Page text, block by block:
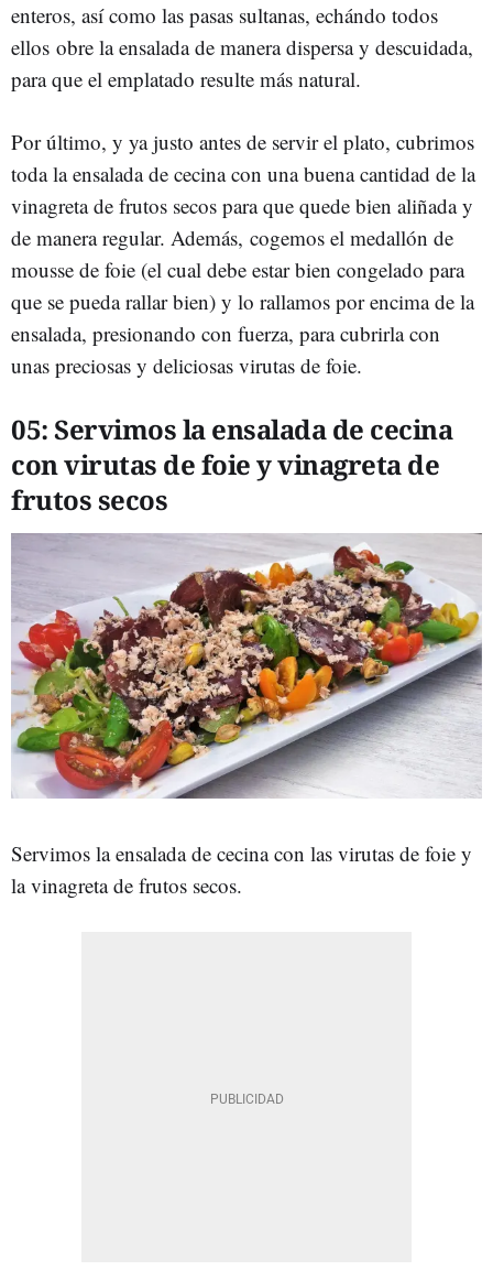
enteros, así como las pasas sultanas, echándo todos
ellos obre la ensalada de manera dispersa y descuidada,
para que el emplatado resulte más natural.
Por último, y ya justo antes de servir el plato, cubrimos
toda la ensalada de cecina con una buena cantidad de la
vinagreta de frutos secos para que quede bien aliñada y
de manera regular. Además, cogemos el medallón de
mousse de foie (el cual debe estar bien congelado para
que se pueda rallar bien) y lo rallamos por encima de la
ensalada, presionando con fuerza, para cubrirla con
unas preciosas y deliciosas virutas de foie.
05:Servimosla ensalada de cecina
con virutas de foie y vinagreta de
frutos secos
Servimos la ensalada de cecina con las virutas de foie y
la vinagreta de frutos secos.